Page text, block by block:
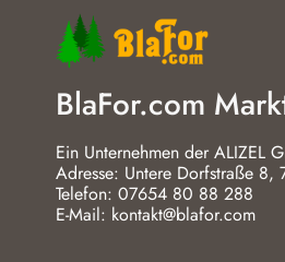
BlaFor.com
Ein Unternehmen der ALIZEL
Adresse: Untere Dorfstraße 8,
Telefon: 07654 80 88 288
E-Mail: kontakt@blafor.com